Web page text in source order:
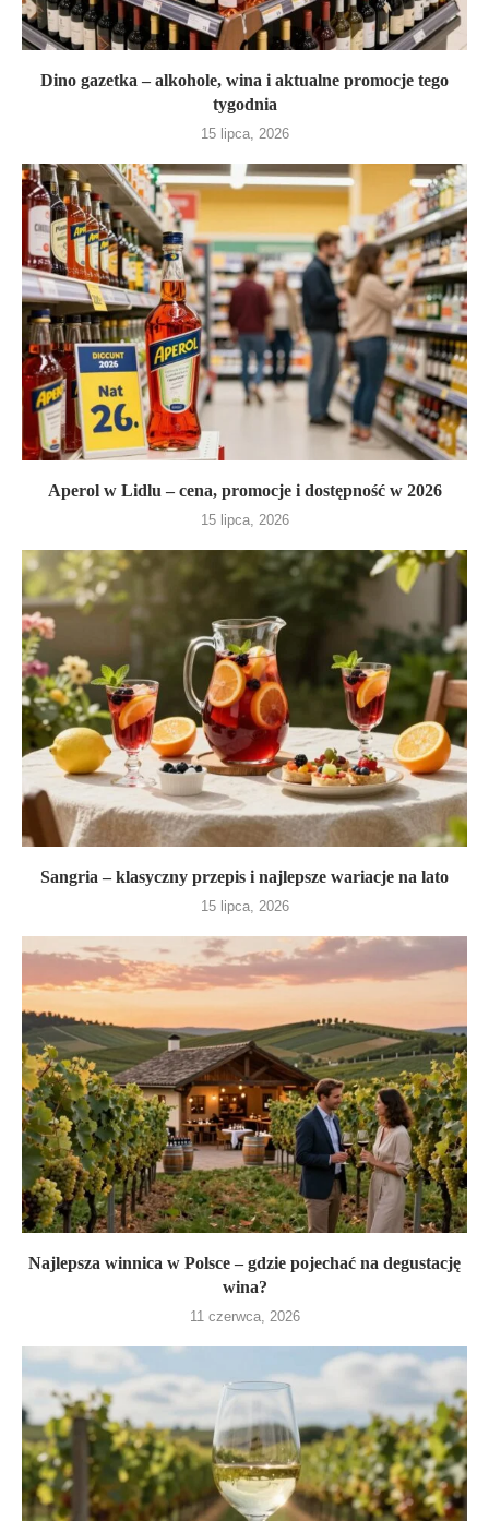
Dino gazetka – alkohole, wina i aktualne promocje tego
tygodnia
15 lipca, 2026
Aperol w Lidlu – cena, promocje i dostępność w 2026
15 lipca, 2026
Sangria – klasyczny przepis i najlepsze wariacje na lato
15 lipca, 2026
Najlepsza winnica w Polsce – gdzie pojechać na degustację
wina?
11 czerwca, 2026